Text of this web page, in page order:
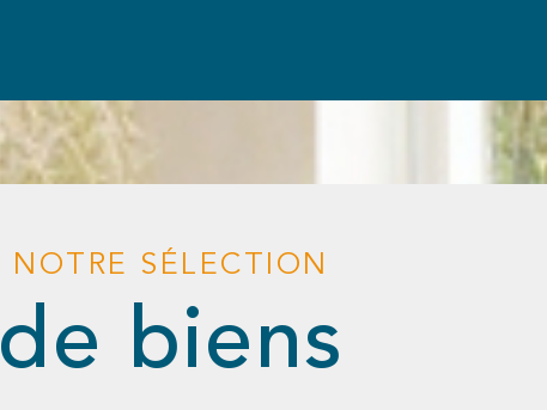
NOTRE SÉLECTION
de biens